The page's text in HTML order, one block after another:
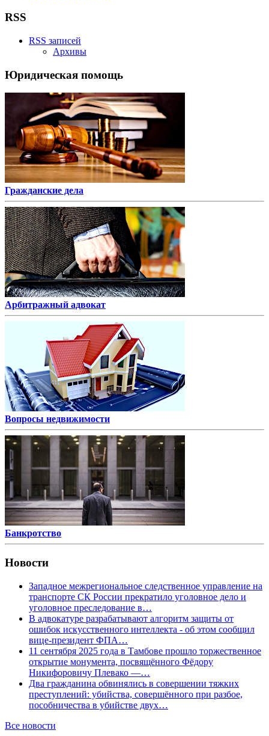
RSS
RSS записей
Архивы
Юридическая помощь
Гражданские дела
Арбитражный адвокат
Вопросы недвижимости
Банкротство
Новости
Западное межрегиональное следственное управление на
транспорте СК России прекратило уголовное дело и
уголовное преследование в…
В адвокатуре разрабатывают алгоритм защиты от
ошибок искусственного интеллекта - об этом сообщил
вице-президент ФПА…
11 сентября 2025 года в Тамбове прошло торжественное
открытие монумента, посвящённого Фёдору
Никифоровичу Плевако —…
Два гражданина обвинялись в совершении тяжких
преступлений: убийства, совершённого при разбое,
пособничества в убийстве двух…
Все новости